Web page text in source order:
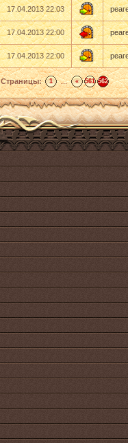
17.04.2013 22:03
17.04.2013 22:00
17.04.2013 22:00
Страницы: 1 ... « 561 562